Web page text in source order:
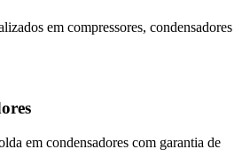
em compressores, condensadores
em condensadores com garantia de